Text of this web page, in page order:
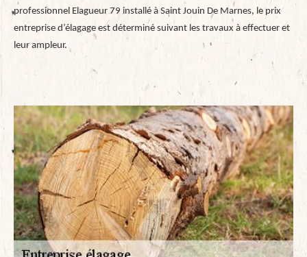
professionnel Elagueur 79 installé à Saint Jouin De Marnes, le prix
entreprise d’élagage est déterminé suivant les travaux à effectuer et
leur ampleur.